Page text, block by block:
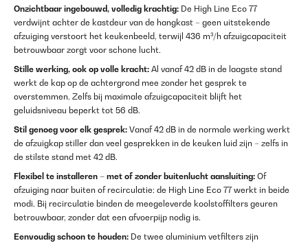
Onzichtbaar ingebouwd, volledig krachtig: De High Line Eco 77
verdwijnt achter de kastdeur van de hangkast – geen uitstekende
afzuiging verstoort het keukenbeeld, terwijl 436 m³/h afzuigcapaciteit
betrouwbaar zorgt voor schone lucht.
Stille werking, ook op volle kracht: Al vanaf 42 dB in de laagste stand
werkt de kap op de achtergrond mee zonder het gesprek te
overstemmen. Zelfs bij maximale afzuigcapaciteit blijft het
geluidsniveau beperkt tot 56 dB.
Stil genoeg voor elk gesprek: Vanaf 42 dB in de normale werking werkt
de afzuigkap stiller dan veel gesprekken in de keuken luid zijn – zelfs in
de stilste stand met 42 dB.
Flexibel te installeren – met of zonder buitenlucht aansluiting: Of
afzuiging naar buiten of recirculatie: de High Line Eco 77 werkt in beide
modi. Bij recirculatie binden de meegeleverde koolstoffilters geuren
betrouwbaar, zonder dat een afvoerpijp nodig is.
Eenvoudig schoon te houden: De twee aluminium vetfilters zijn